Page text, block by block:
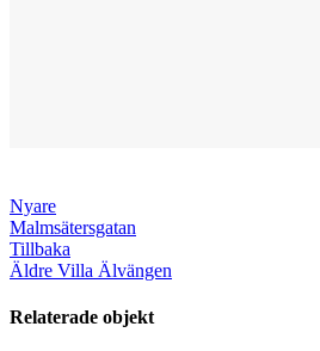
Nyare
Malmsätersgatan
Tillbaka
Äldre Villa Älvängen
Relaterade objekt